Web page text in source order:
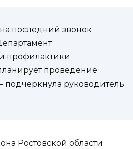
последний звонок
профилактики
проведение
руководитель
Ростовской области